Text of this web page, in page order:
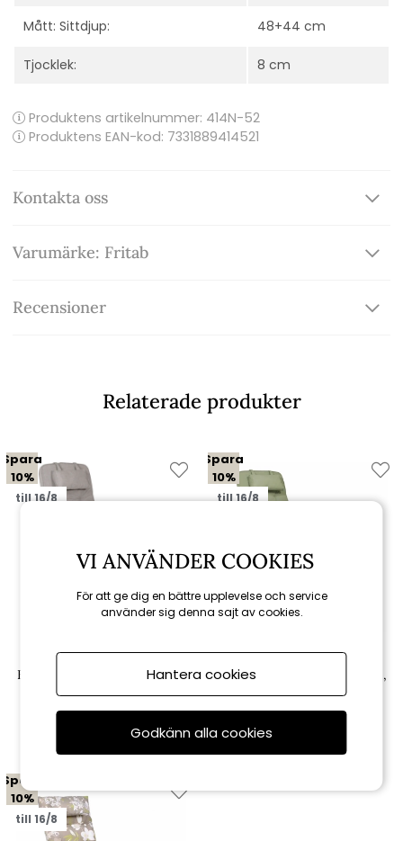
Mått: Sittdjup: 48+44 cm
Tjocklek: 8 cm
Produktens artikelnummer: 414N-52
Produktens EAN-kod: 7331889414521
Kontakta oss
Varumärke: Fritab
Recensioner
Relaterade produkter
Spara
10%
till 16/8
Fritab
Baden-badendyna woodline,
nackkudde - askgrå
1 695 kr
Spara
10%
till 16/8
Fritab
Baden-badendyna woodline,
nackkudde - oliv
1 526 kr
Spara
10%
till 16/8
VI ANVÄNDER COOKIES
För att ge dig en bättre upplevelse och service
använder sig denna sajt av cookies.
Hantera cookies
Godkänn alla cookies